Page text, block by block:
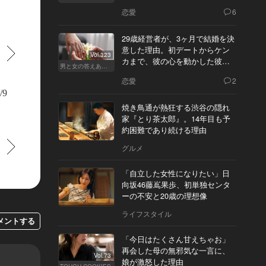
9
ントする
恋愛 6
Vol.323
男と女の答えあわせ【Q】
29歳経営者が、3ヶ月で結婚を決
意した理由。初デートからケン
カまで、彼の心を動かした彼女
恋愛 2
焼き鳥通が熱狂する渋谷の隠れ
家『とり茶太郎』。14年目も予
約困難であり続ける理由
グルメ
「自立した女性になりたい」日
向坂46藤嶌果歩、初単独センタ
ーの不安と20歳の理想像
ライフスタイル
Vol.73
「今日はたくさん甘えちゃお」
再会した母の無邪気な一言に、
娘が激怒した理由